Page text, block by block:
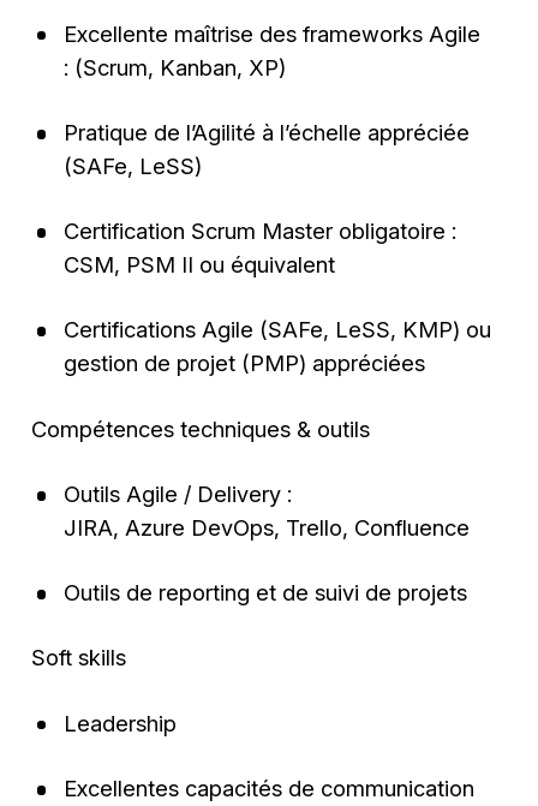
Excellente maîtrise des frameworks Agile
: (Scrum, Kanban, XP)
Pratique de l’Agilité à l’échelle appréciée
(SAFe, LeSS)
Certification Scrum Master obligatoire :
CSM, PSM II ou équivalent
Certifications Agile (SAFe, LeSS, KMP) ou
gestion de projet (PMP) appréciées
Compétences techniques & outils
Outils Agile / Delivery :
JIRA, Azure DevOps, Trello, Confluence
Outils de reporting et de suivi de projets
Soft skills
Leadership
Excellentes capacités de communication